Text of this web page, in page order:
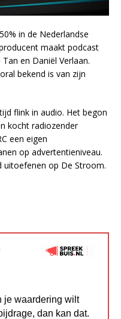
in de Nederlandse
maakt podcast
en Daniël Verlaan.
bekend is van zijn
flink in audio. Het begon
kocht radiozender
een eigen
op advertentieniveau.
uitoefenen op De Stroom.
je waardering wilt
dan kan dat.